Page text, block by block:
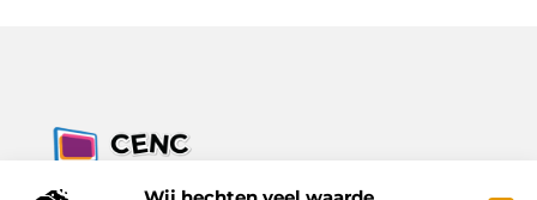
Jouw bron voor inzichten, tips en nieuws uit de digitale